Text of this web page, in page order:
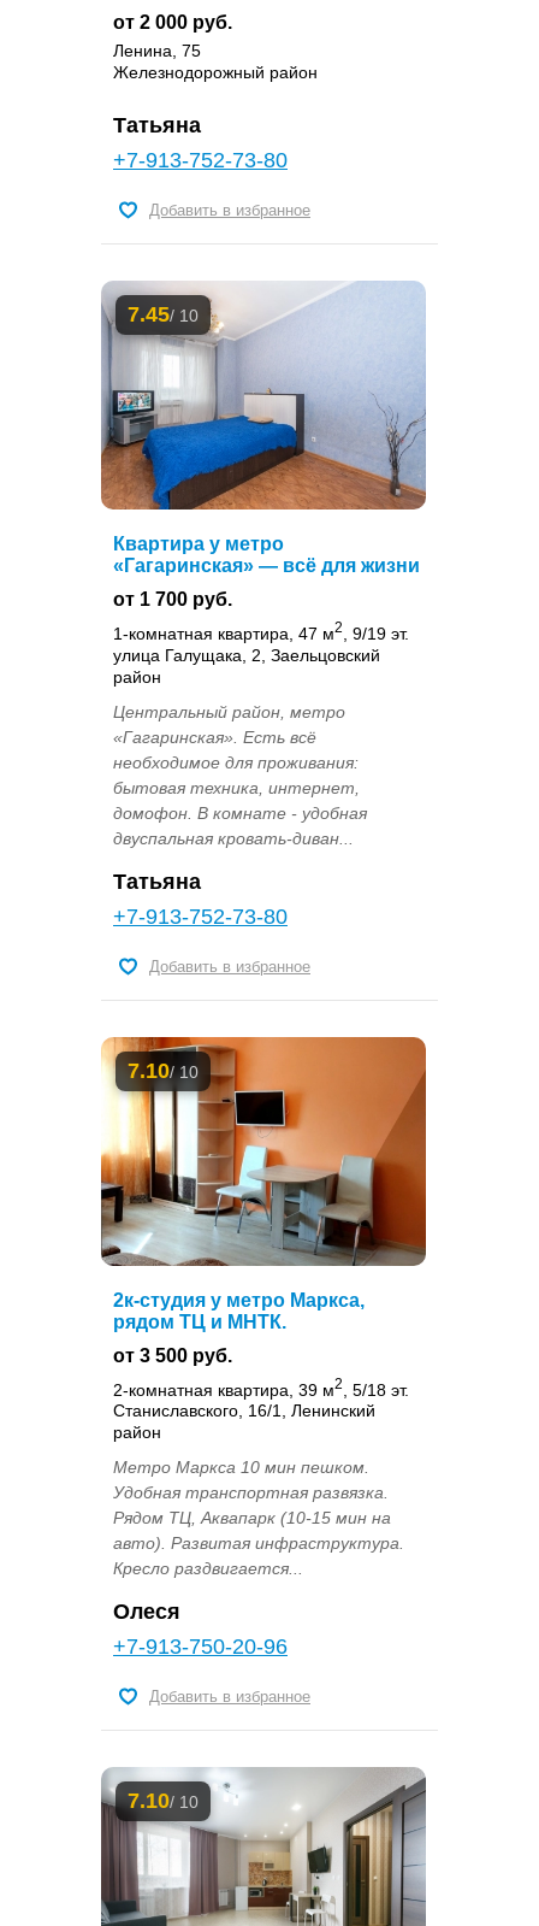
от 2 000 руб.
Ленина, 75
Железнодорожный район
Татьяна
+7-913-752-73-80
Добавить в избранное
7.45/ 10
Квартира у метро
«Гагаринская» — всё для жизни
от 1 700 руб.
1-комнатная квартира, 47 м2
, 9/19 эт.
улица Галущака, 2, Заельцовский
район
Центральный район, метро
«Гагаринская». Есть всё
необходимое для проживания:
бытовая техника, интернет,
домофон. В комнате - удобная
двуспальная кровать-диван...
Татьяна
+7-913-752-73-80
Добавить в избранное
7.10/ 10
2к-студия у метро Маркса,
рядом ТЦ и МНТК.
от 3 500 руб.
2-комнатная квартира, 39 м2
, 5/18 эт.
Станиславского, 16/1, Ленинский
район
Метро Маркса 10 мин пешком.
Удобная транспортная развязка.
Рядом ТЦ, Аквапарк (10-15 мин на
авто). Развитая инфраструктура.
Кресло раздвигается...
Олеся
+7-913-750-20-96
Добавить в избранное
7.10/ 10